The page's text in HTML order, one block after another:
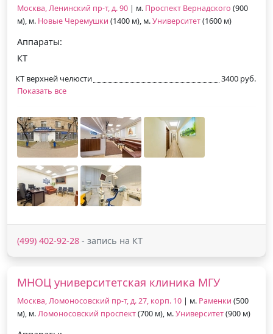
Москва, Ленинский пр-т, д. 90 | м. Проспект Вернадского (900
м), м. Новые Черемушки (1400 м), м.Университет(1600 м)
Аппараты:
КТ
КТ верхней челюсти
3400 руб.
Показать все
(499) 402-92-28 - запись на КТ
МНОЦ университетская клиника МГУ
Москва, Ломоносовский пр-т, д. 27, корп. 10 | м. Раменки (500
м), м.Ломоносовский проспект(700 м), м.Университет(900 м)